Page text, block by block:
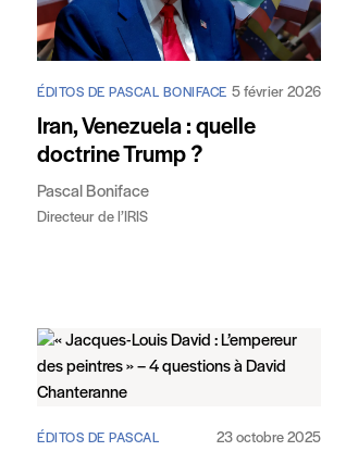
ÉDITOS DE PASCAL BONIFACE 5 février 2026
Iran, Venezuela : quelle
doctrine Trump ?
Pascal Boniface
Directeur de l’IRIS
ÉDITOS DE PASCAL
23 octobre 2025